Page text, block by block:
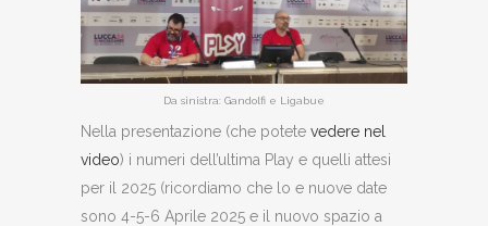
Da sinistra: Gandolfi e Ligabue
Nella presentazione (che potete vedere nel
video) i numeri dell’ultima Play e quelli attesi
per il 2025 (ricordiamo che lo e nuove date
sono 4-5-6 Aprile 2025 e il nuovo spazio a